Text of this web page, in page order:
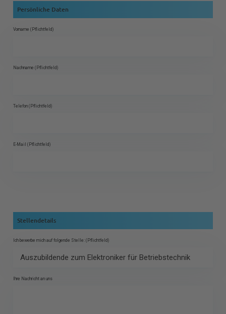
Persönliche Daten
Vorname (Pflichtfeld)
Nachname (Pflichtfeld)
Telefon (Pflichtfeld)
E-Mail (Pflichtfeld)
Stellendetails
Ich bewerbe mich auf folgende Stelle: (Pflichtfeld)
Ihre Nachricht an uns